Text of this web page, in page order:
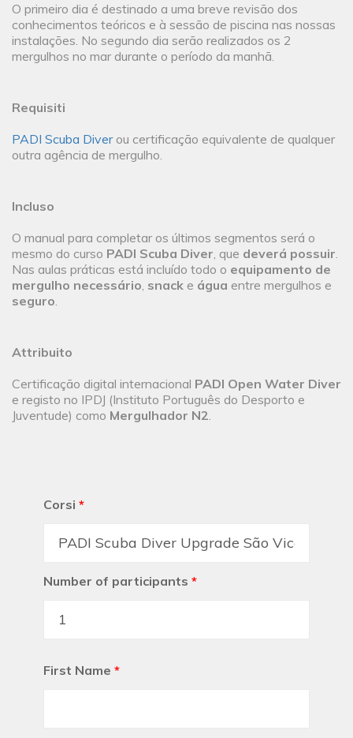
O primeiro dia é destinado a uma breve revisão dos
conhecimentos teóricos e à sessão de piscina nas nossas
instalações. No segundo dia serão realizados os 2
mergulhos no mar durante o período da manhã.
Requisiti
PADI Scuba Diverou certificação equivalente de qualquer
outra agência de mergulho.
Incluso
O manual para completar os últimos segmentos será o
mesmo do curso PADI Scuba Diver, que deverá possuir.
Nas aulas práticas está incluído todo o equipamento de
mergulho necessário, snack e água entre mergulhos e
seguro.
Attribuito
Certificação digital internacional PADI Open Water Diver
e registo no IPDJ (Instituto Português do Desporto e
Juventude) como Mergulhador N2.
Corsi *
Number of participants *
First Name *